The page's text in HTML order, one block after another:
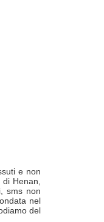
e non
Henan,
sms non
nel
del